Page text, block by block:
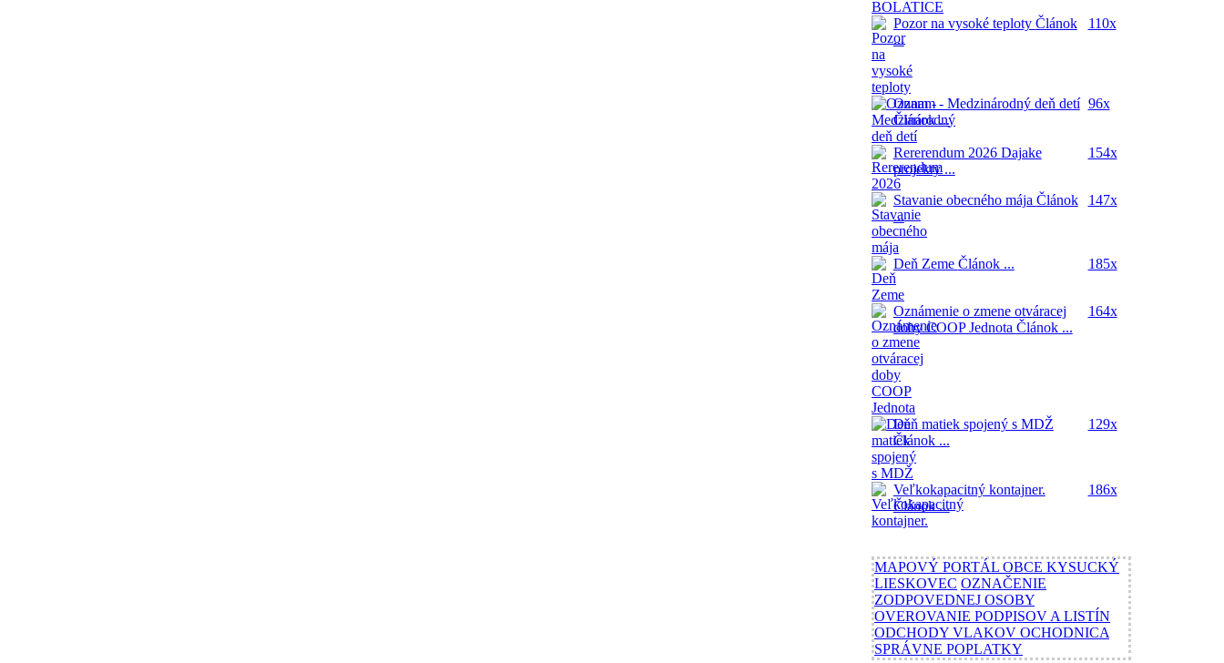
Pozor na vysoké teploty Článok
...
110x
Oznam - Medzinárodný deň detí
Článok ...
96x
Rererendum 2026 Dajake
projekty ...
154x
Stavanie obecného mája Článok
...
147x
Deň Zeme Článok ... 185x
Oznámenie o zmene otváracej
doby COOP Jednota Článok ...
164x
Deň matiek spojený s MDŽ
Článok ...
129x
Veľkokapacitný kontajner.
Článok ...
186x
MAPOVÝ PORTÁL OBCE KYSUCKÝ
LIESKOVEC OZNAČENIE
ZODPOVEDNEJ OSOBY
OVEROVANIE PODPISOV A LISTÍN
ODCHODY VLAKOV OCHODNICA
SPRÁVNE POPLATKY